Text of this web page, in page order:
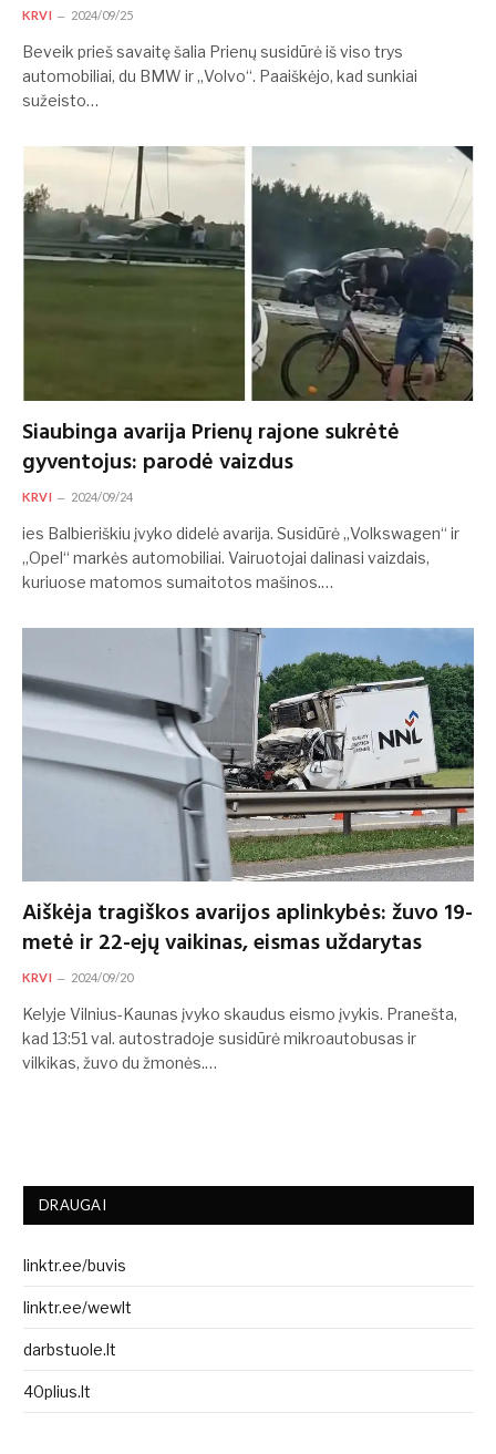
KRVI 2024/09/25
Beveik prieš savaitę šalia Prienų susidūrė iš viso trys
automobiliai, du BMW ir „Volvo“. Paaiškėjo, kad sunkiai
sužeisto…
Siaubinga avarija Prienų rajone sukrėtė
gyventojus: parodė vaizdus
KRVI 2024/09/24
ies Balbieriškiu įvyko didelė avarija. Susidūrė „Volkswagen“ ir
„Opel“ markės automobiliai. Vairuotojai dalinasi vaizdais,
kuriuose matomos sumaitotos mašinos.…
Aiškėja tragiškos avarijos aplinkybės: žuvo 19-
metė ir 22-ejų vaikinas, eismas uždarytas
KRVI 2024/09/20
Kelyje Vilnius-Kaunas įvyko skaudus eismo įvykis. Pranešta,
kad 13:51 val. autostradoje susidūrė mikroautobusas ir
vilkikas, žuvo du žmonės.…
DRAUGAI
linktr.ee/buvis
linktr.ee/wewlt
darbstuole.lt
40plius.lt